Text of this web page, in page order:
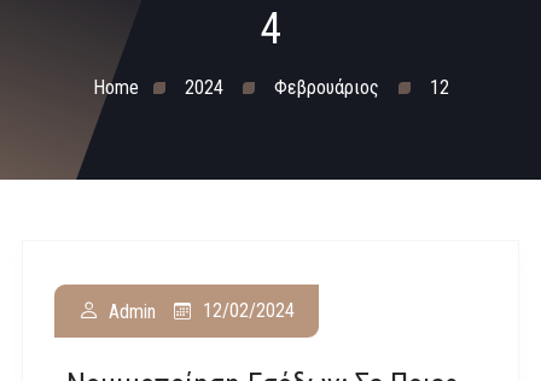
4
Home 2024 Φεβρουάριος 12
Admin 12/02/2024